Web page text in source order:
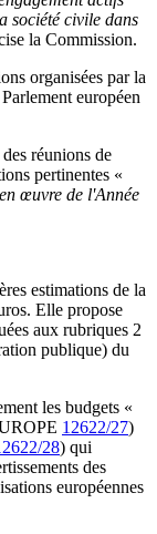
société civile dans
la Commission.
organisées par la
européen
réunions de
pertinentes «
œuvre de l'Année
estimations de la
Elle propose
aux rubriques 2
publique) du
les budgets «
12622/27)
28) qui
des
européennes